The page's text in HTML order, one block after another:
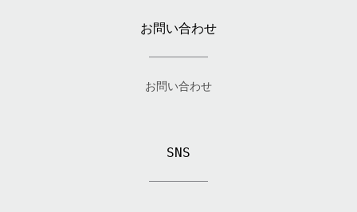
お問い合わせ
お問い合わせ
SNS